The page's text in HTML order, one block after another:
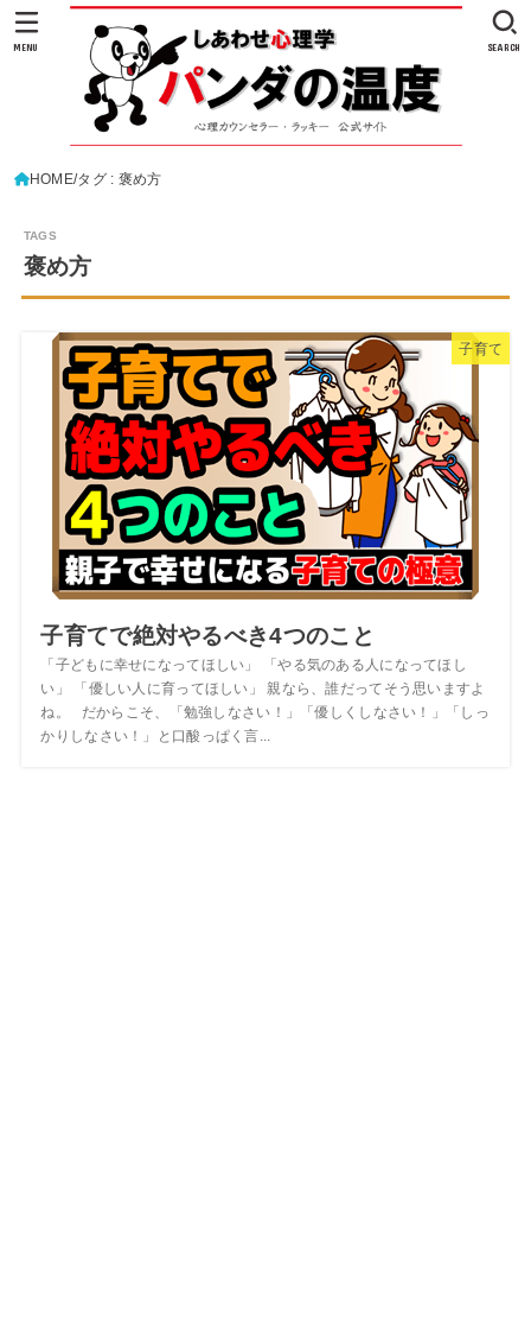
SEARCH
MENU
HOME タグ : 褒め方
褒め方
子育て
子育てで絶対やるべき4つのこと
「子どもに幸せになってほしい」 「やる気のある人になってほし
い」 「優しい人に育ってほしい」 親なら、誰だってそう思いますよ
ね。 だからこそ、「勉強しなさい！」「優しくしなさい！」「しっ
かりしなさい！」と口酸っぱく言...